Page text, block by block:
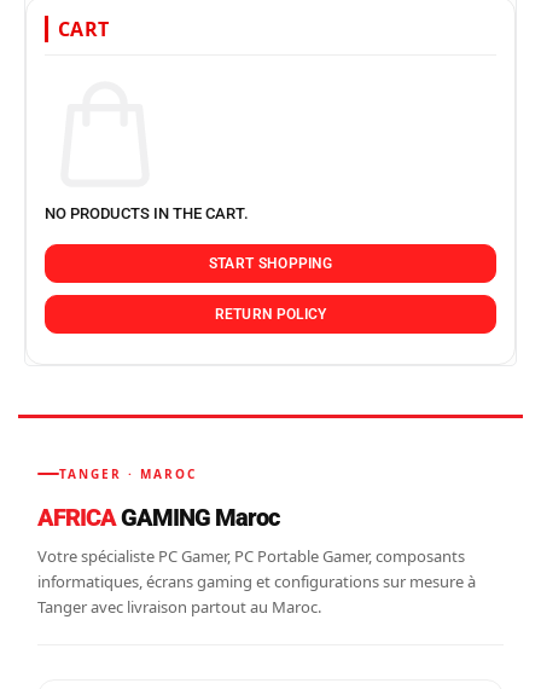
CART
NO PRODUCTS IN THE CART.
START SHOPPING
RETURN POLICY
TANGER · MAROC
AFRICAGAMING Maroc
Votre spécialiste PC Gamer, PC Portable Gamer, composants
informatiques, écrans gaming et configurations sur mesure à
Tanger avec livraison partout au Maroc.